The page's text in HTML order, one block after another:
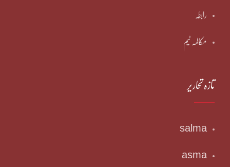
رابطہ
مکالمہ ٹیم
تازہ تحاریر
salma
asma